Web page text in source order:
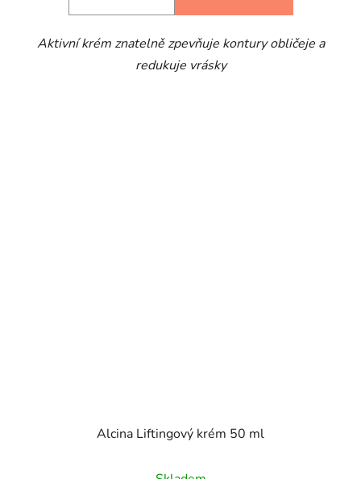
Aktivní krém znatelně zpevňuje kontury obličeje a
redukuje vrásky
Alcina Liftingový krém 50 ml